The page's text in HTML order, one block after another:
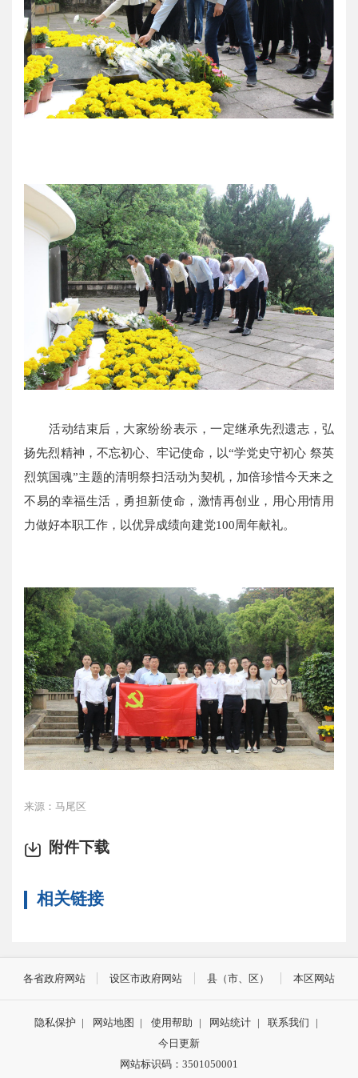
活动结束后，大家纷纷表示，一定继承先烈遗志，弘
扬先烈精神，不忘初心、牢记使命，以“学党史守初心 祭英
烈筑国魂”主题的清明祭扫活动为契机，加倍珍惜今天来之
不易的幸福生活，勇担新使命，激情再创业，用心用情用
力做好本职工作，以优异成绩向建党100周年献礼。
来源：马尾区
附件下载
相关链接
各省政府网站 设区市政府网站 县（市、区） 本区网站
隐私保护 | 网站地图 | 使用帮助 | 网站统计 | 联系我们
|
今日更新
网站标识码：3501050001